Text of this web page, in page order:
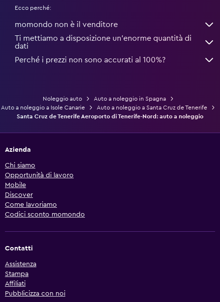
Ecco perché:
momondo non è il venditore
Ti mettiamo a disposizione un’enorme quantità di
dati
Perché i prezzi non sono accurati al 100%?
Noleggio auto
Auto a noleggio in Spagna
Auto a noleggio a Isole Canarie
Auto a noleggio a Santa Cruz de Tenerife
Santa Cruz de Tenerife Aeroporto di Tenerife-Nord: auto a noleggio
Azienda
Chi siamo
Opportunità di lavoro
Mobile
Discover
Come lavoriamo
Codici sconto momondo
Contatti
Assistenza
Stampa
Affiliati
Pubblicizza con noi